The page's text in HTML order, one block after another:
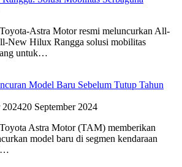
Astra Motor resmi meluncurkan All-
New Hilux Rangga solusi mobilitas
untuk…
Model Baru Sebelum Tutup Tahun
202420 September 2024
Astra Motor (TAM) memberikan
model baru di segmen kendaraan